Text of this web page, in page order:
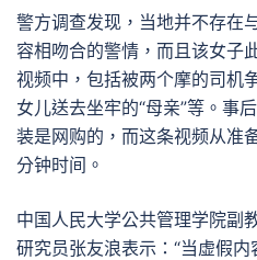
警方调查发现，当地并不存在
容相吻合的警情，而且该女子
视频中，包括被两个摩的司机
女儿送去坐牢的“母亲”等。事
装是网购的，而这条视频从准
分钟时间。
中国人民大学公共管理学院副
研究员张友浪表示：“当虚假